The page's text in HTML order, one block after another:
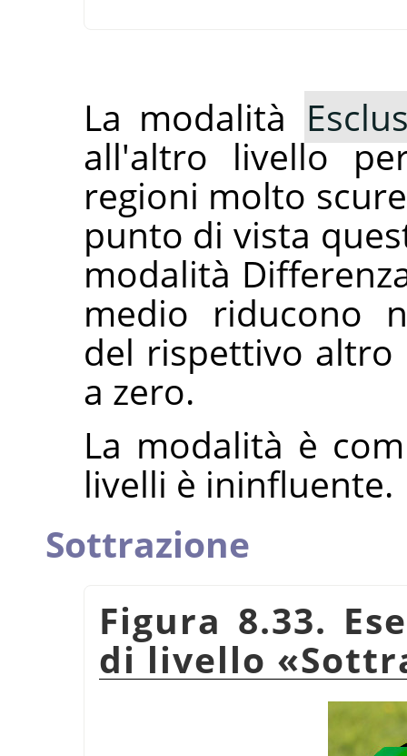
La modalità
all'altro livello
regioni molto
punto di vista
modalità
medio riducono
del rispettivo
a zero.
La modalità è
livelli è ininfluente.
Sottrazione
Figura 8.33.
di livello «